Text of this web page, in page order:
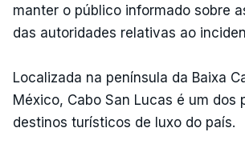
manter o público informado sobre
das autoridades relativas ao
Localizada na península da Baixa
México, Cabo San Lucas é um dos
destinos turísticos de luxo do país.